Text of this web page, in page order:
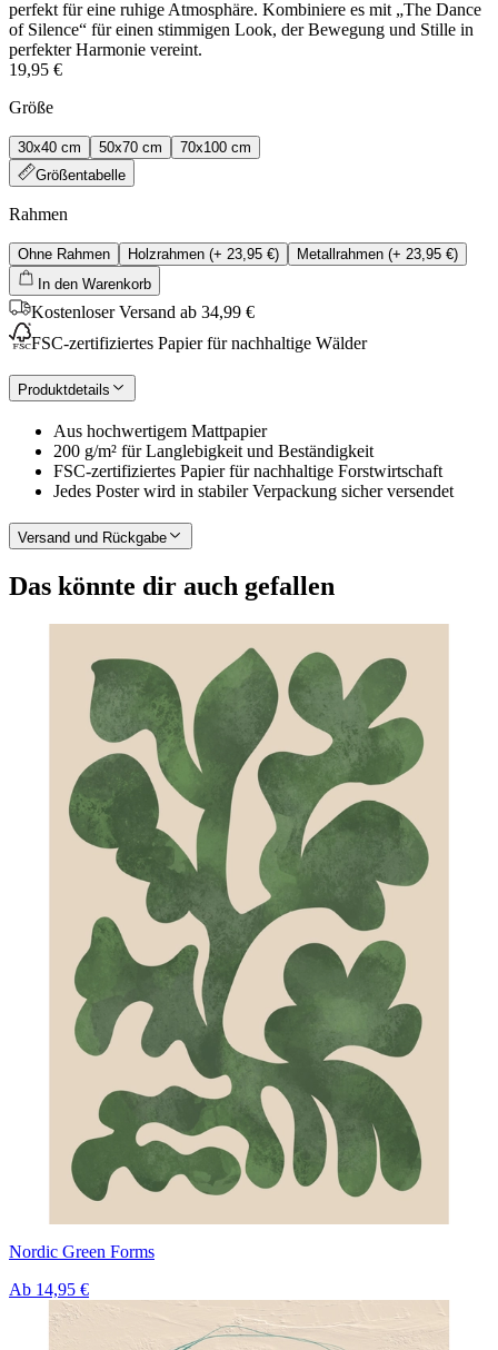
perfekt für eine ruhige Atmosphäre. Kombiniere es mit „The Dance
of Silence“ für einen stimmigen Look, der Bewegung und Stille in
perfekter Harmonie vereint.
19,95 €
Größe
30x40 cm 50x70 cm
70x100 cm
Größentabelle
Rahmen
Ohne Rahmen Holzrahmen (+ 23,95 €) Metallrahmen (+ 23,95 €)
In den Warenkorb
Kostenloser Versand ab 34,99 €
FSC-zertifiziertes Papier für nachhaltige Wälder
Produktdetails
Aus hochwertigem Mattpapier
200 g/m² für Langlebigkeit und Beständigkeit
FSC-zertifiziertes Papier für nachhaltige Forstwirtschaft
Jedes Poster wird in stabiler Verpackung sicher versendet
Versand und Rückgabe
Das könnte dir auch gefallen
Nordic Green Forms
Ab 14,95 €